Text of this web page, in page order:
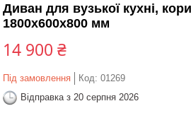
Диван для вузької кухні,
1800х600х800 мм
14 900 ₴
Під замовлення Код: 01269
Відправка з 20 серпня 2026